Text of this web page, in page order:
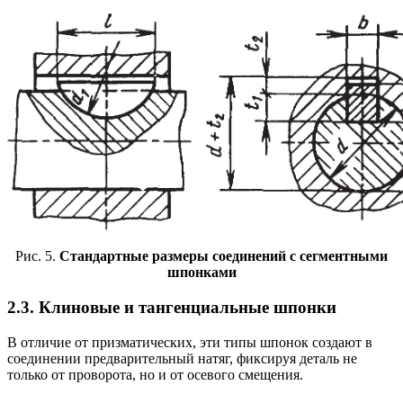
Рис. 5. Стандартные размеры соединений с сегментными
шпонками
2.3. Клиновые и тангенциальные шпонки
В отличие от призматических, эти типы шпонок создают в
соединении предварительный натяг, фиксируя деталь не
только от проворота, но и от осевого смещения.